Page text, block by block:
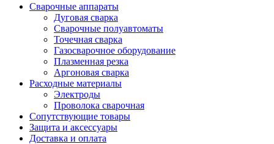
Сварочные аппараты
Дуговая сварка
Сварочные полуавтоматы
Точечная сварка
Газосварочное оборудование
Плазменная резка
Аргоновая сварка
Расходные материалы
Электроды
Проволока сварочная
Сопутствующие товары
Защита и аксессуары
Доставка и оплата